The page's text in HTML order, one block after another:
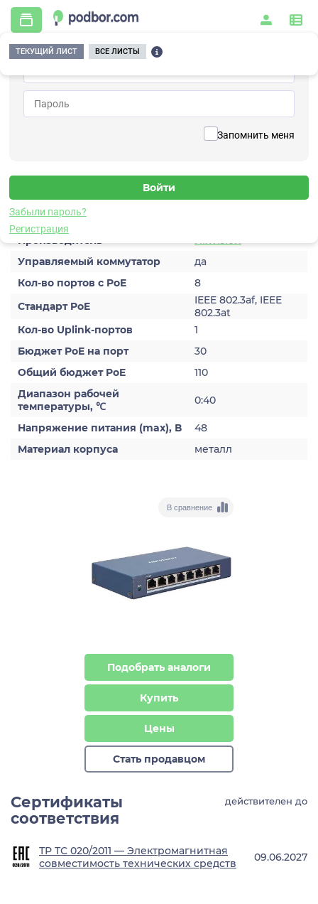
Запомнить меня
Забыли пароль?
Регистрация
ТЕКУЩИЙ ЛИСТ ВСЕ ЛИСТЫ
Главная / Видеонаблюдение / Коммутаторы / с PoE / DS-3E1309P-EI
Вернуться к списку
Коммутатор с PoE
Характеристики
Производитель
Hikvision
Управляемый коммутатор
да
Кол-во портов с PoE
8
Стандарт PoE
IEEE 802.3af, IEEE
802.3at
Кол-во Uplink-портов
1
Бюджет PoE на порт
30
Общий бюджет PoE
110
Диапазон рабочей
температуры, ℃
0:40
Напряжение питания (max), В
48
Материал корпуса
металл
В сравнение
Подобрать аналоги
Купить
Цены
Стать продавцом
Сертификаты
соответствия
действителен до
ТР ТС 020/2011 — Электромагнитная
совместимость технических средств
09.06.2027